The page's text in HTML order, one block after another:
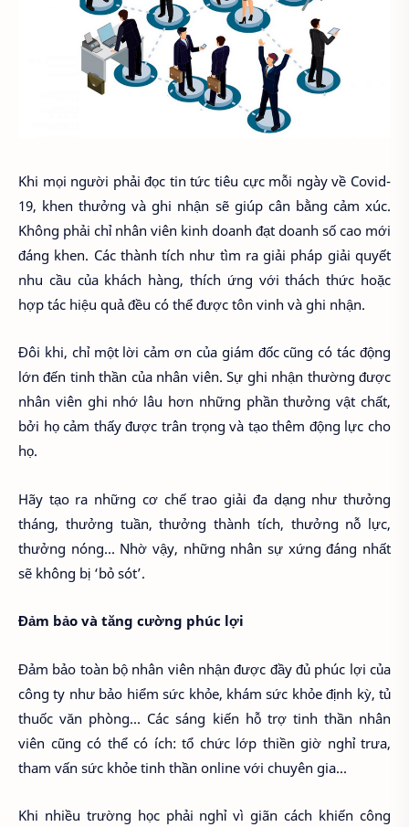
Khi mọi người phải đọc tin tức tiêu cực mỗi ngày về Covid-
19, khen thưởng và ghi nhận sẽ giúp cân bằng cảm xúc.
Không phải chỉ nhân viên kinh doanh đạt doanh số cao mới
đáng khen. Các thành tích như tìm ra giải pháp giải quyết
nhu cầu của khách hàng, thích ứng với thách thức hoặc
hợp tác hiệu quả đều có thể được tôn vinh và ghi nhận.
Đôi khi, chỉ một lời cảm ơn của giám đốc cũng có tác động
lớn đến tinh thần của nhân viên. Sự ghi nhận thường được
nhân viên ghi nhớ lâu hơn những phần thưởng vật chất,
bởi họ cảm thấy được trân trọng và tạo thêm động lực cho
họ.
Hãy tạo ra những cơ chế trao giải đa dạng như thưởng
tháng, thưởng tuần, thưởng thành tích, thưởng nỗ lực,
thưởng nóng... Nhờ vậy, những nhân sự xứng đáng nhất
sẽ không bị ‘bỏ sót’.
Đảm bảo và tăng cường phúc lợi
Đảm bảo toàn bộ nhân viên nhận được đầy đủ phúc lợi của
công ty như bảo hiểm sức khỏe, khám sức khỏe định kỳ, tủ
thuốc văn phòng... Các sáng kiến hỗ trợ tinh thần nhân
viên cũng có thể có ích: tổ chức lớp thiền giờ nghỉ trưa,
tham vấn sức khỏe tinh thần online với chuyên gia...
Khi nhiều trường học phải nghỉ vì giãn cách khiến công